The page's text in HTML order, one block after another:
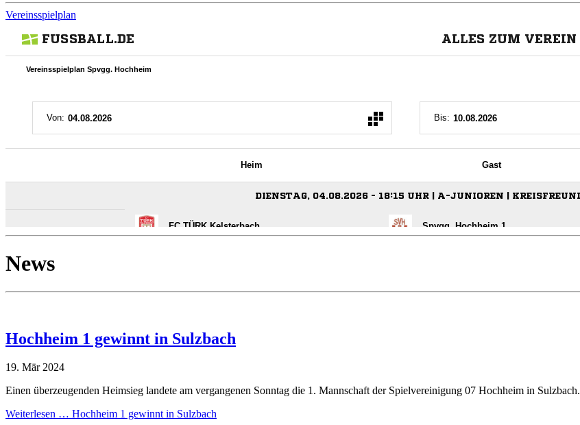
Vereinsspielplan
News
Hochheim 1 gewinnt in Sulzbach
19. Mär 2024
Einen überzeugenden Heimsieg landete am vergangenen Sonntag die 1. Mannschaft der Spielvereinigung 07 Hochheim in Sulzbach.
Weiterlesen … Hochheim 1 gewinnt in Sulzbach